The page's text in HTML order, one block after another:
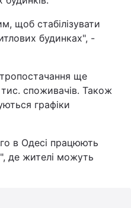
щоб стабілізувати
будинках", -
ще
споживачів. Також
графіки
в Одесі працюють
де жителі можуть